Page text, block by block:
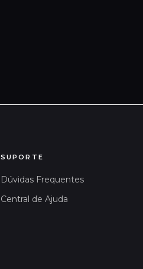
SUPORTE
Dúvidas Frequentes
Central de Ajuda